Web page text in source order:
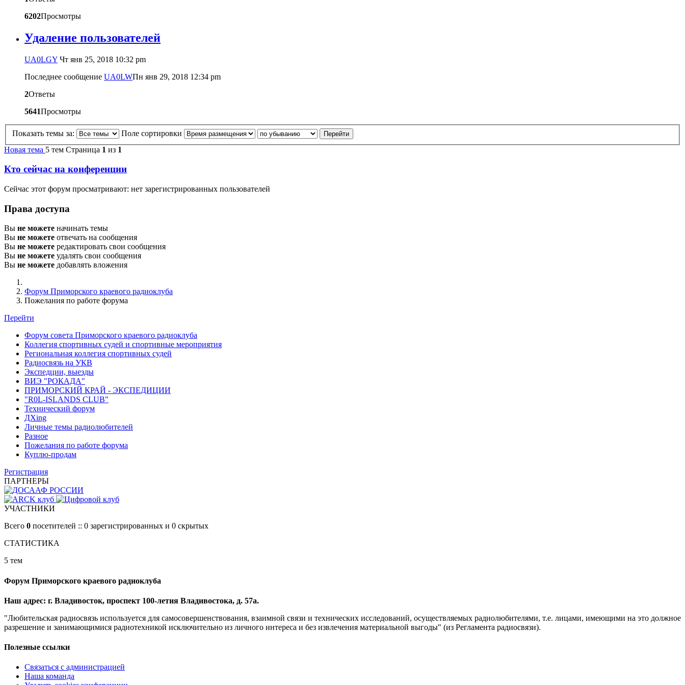
6202Просмотры
Удаление пользователей
UA0LGY Чт янв 25, 2018 10:32 pm
Последнее сообщение UA0LWПн янв 29, 2018 12:34 pm
2Ответы
5641Просмотры
Показать темы за:
Поле сортировки
Новая тема 5 тем Страница 1 из 1
Кто сейчас на конференции
Сейчас этот форум просматривают: нет зарегистрированных пользователей
Права доступа
Вы не можете начинать темы
Вы не можете отвечать на сообщения
Вы не можете редактировать свои сообщения
Вы не можете удалять свои сообщения
Вы не можете добавлять вложения
Форум Приморского краевого радиоклуба
Пожелания по работе форума
Перейти
Форум совета Приморского краевого радиоклуба
Коллегия спортивных судей и спортивные мероприятия
Региональная коллегия спортивных судей
Радиосвязь на УКВ
Экспедции, выезды
ВИЭ "РОКАДА"
ПРИМОРСКИЙ КРАЙ - ЭКСПЕДИЦИИ
"R0L-ISLANDS CLUB"
Технический форум
ДХing
Личные темы радиолюбителей
Разное
Пожелания по работе форума
Куплю-продам
Регистрация
ПАРТНЕРЫ
УЧАСТНИКИ
Всего 0 посетителей :: 0 зарегистрированных и 0 скрытых
СТАТИСТИКА
5 тем
Форум Приморского краевого радиоклуба
Наш адрес: г. Владивосток, проспект 100-летия Владивостока, д. 57а.
"Любительская радиосвязь используется для самосовершенствования, взаимной связи и технических исследований, осуществляемых радиолюбителями, т.е. лицами, имеющими на это должное
разрешение и занимающимися радиотехникой исключительно из личного интереса и без извлечения материальной выгоды" (из Регламента радиосвязи).
Полезные ссылки
Связаться с администрацией
Наша команда